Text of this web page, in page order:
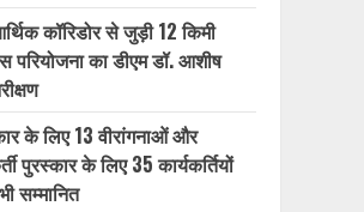
कॉरिडोर से जुड़ी 12 किमी
परियोजना का डीएम डॉ. आशीष
के लिए 13 वीरांगनाओं और
पुरस्कार के लिए 35 कार्यकर्तियों
सम्मानित